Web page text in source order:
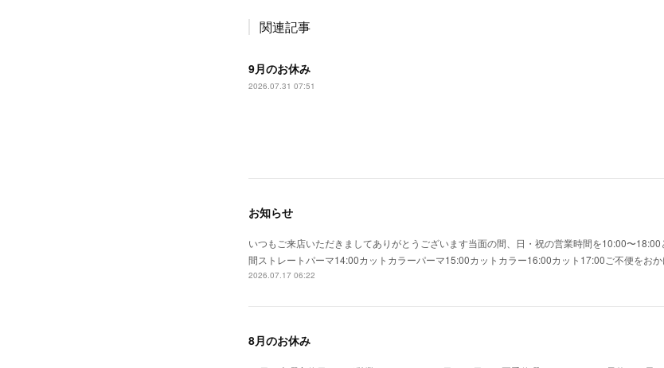
関連記事
9月のお休み
2026.07.31 07:51
お知らせ
いつもご来店いただきましてありがとうございます当面の間、日・祝の営業時間を10:00〜
間ストレートパーマ14:00カットカラーパーマ15:00カットカラー16:00カット17:00ご不便をお
2026.07.17 06:22
8月のお休み